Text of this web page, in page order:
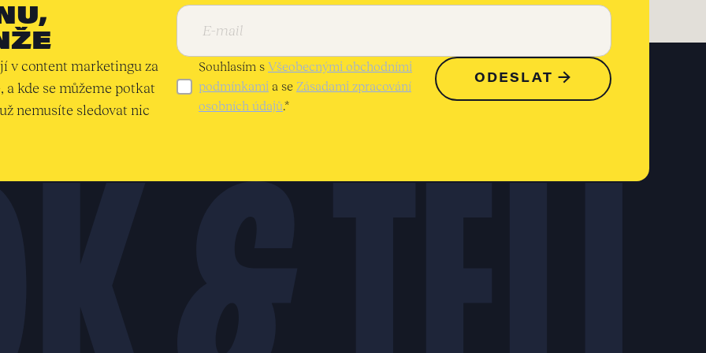
v content marketingu za
a kde se můžeme potkat
nemusíte sledovat nic
Souhlasím s Všeobecnými obchodními
podmínkami a se Zásadami zpracování
osobních údajů.*